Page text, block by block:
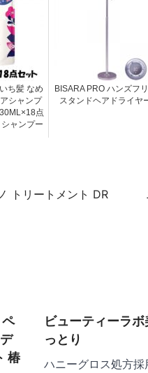
ち髪 なめ
シャンプ
点
ャンプー
BISARA PRO ハンズフ
スタンドヘアドライヤ
トリートメント DR
椿
ビューティーラ
っとり
ハニーグロス処方